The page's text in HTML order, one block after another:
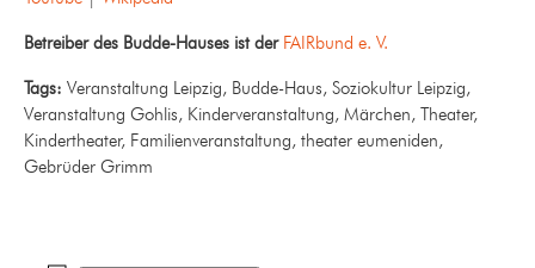
Betreiber des Budde-Hauses ist der FAIRbund e. V.
Tags: Veranstaltung Leipzig, Budde-Haus, Soziokultur Leipzig,
Veranstaltung Gohlis, Kinderveranstaltung, Märchen, Theater,
Kindertheater, Familienveranstaltung, theater eumeniden,
Gebrüder Grimm